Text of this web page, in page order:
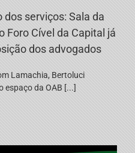
dos serviços: Sala da
Foro Cível da Capital já
dos advogados
Lamachia, Bertoluci
espaço da OAB [...]